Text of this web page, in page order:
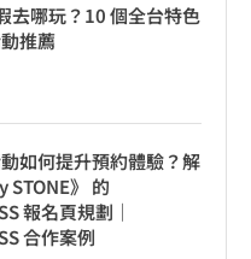
去哪玩？10 個全台特色
推薦
如何提升預約體驗？解
STONE》 的
報名頁規劃｜
合作案例